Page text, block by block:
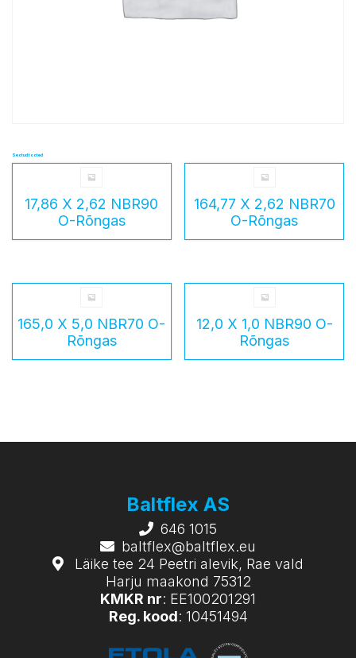
Seotud tooted
17,86 X 2,62 NBR90
O-Rõngas
164,77 X 2,62 NBR70
O-Rõngas
165,0 X 5,0 NBR70 O-
Rõngas
12,0 X 1,0 NBR90 O-
Rõngas
Baltflex AS
646 1015
baltflex@baltflex.eu
Läike tee 24 Peetri alevik, Rae vald
Harju maakond 75312
KMKR nr: EE100201291
Reg. kood: 10451494